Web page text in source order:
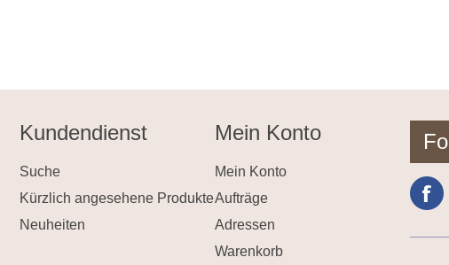
Kundendienst
Suche
Kürzlich angesehene Produkte
Neuheiten
Mein Konto
Mein Konto
Aufträge
Adressen
Warenkorb